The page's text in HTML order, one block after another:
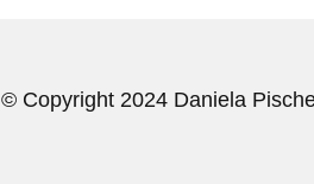
© Copyright 2024 Daniela